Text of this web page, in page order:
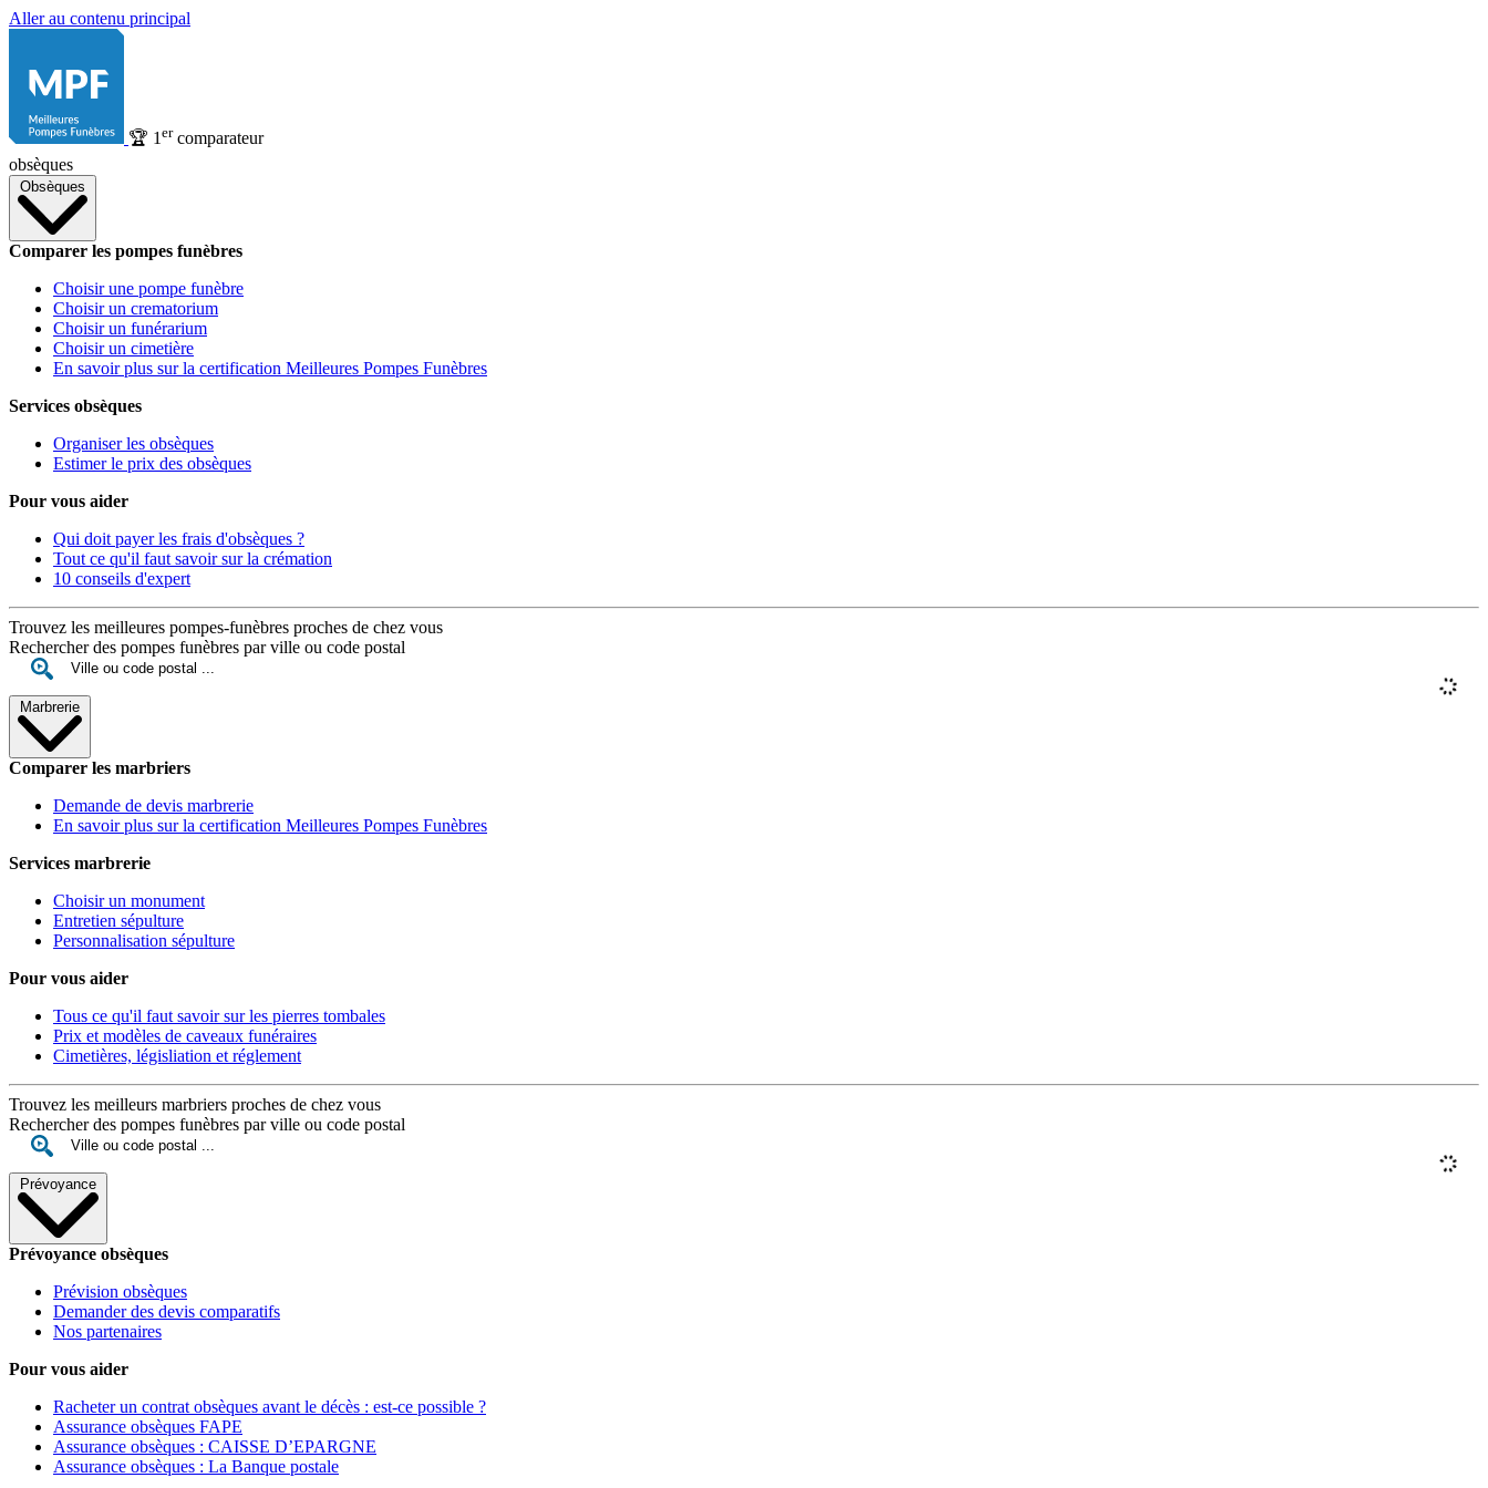
Aller au contenu principal
🏆 1 ercomparateur
obsèques
Obsèques
Comparer les pompes funèbres
Choisir une pompe funèbre
Choisir un crematorium
Choisir un funérarium
Choisir un cimetière
En savoir plus sur la certification Meilleures Pompes Funèbres
Services obsèques
Organiser les obsèques
Estimer le prix des obsèques
Pour vous aider
Qui doit payer les frais d'obsèques ?
Tout ce qu'il faut savoir sur la crémation
10 conseils d'expert
Trouvez les meilleures pompes-funèbres proches de chez vous
Rechercher des pompes funèbres par ville ou code postal
Marbrerie
Comparer les marbriers
Demande de devis marbrerie
En savoir plus sur la certification Meilleures Pompes Funèbres
Services marbrerie
Choisir un monument
Entretien sépulture
Personnalisation sépulture
Pour vous aider
Tous ce qu'il faut savoir sur les pierres tombales
Prix et modèles de caveaux funéraires
Cimetières, législiation et réglement
Trouvez les meilleurs marbriers proches de chez vous
Rechercher des pompes funèbres par ville ou code postal
Prévoyance
Prévoyance obsèques
Prévision obsèques
Demander des devis comparatifs
Nos partenaires
Pour vous aider
Racheter un contrat obsèques avant le décès : est-ce possible ?
Assurance obsèques FAPE
Assurance obsèques : CAISSE D’EPARGNE
Assurance obsèques : La Banque postale